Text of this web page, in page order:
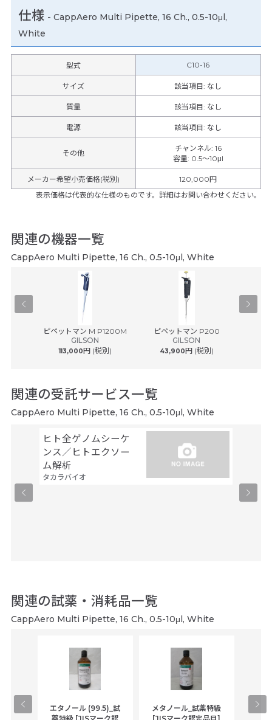
仕様 - CappAero Multi Pipette, 16 Ch., 0.5-10μl,
White
型式 C10-16
サイズ 該当項目: なし
質量 該当項目: なし
電源 該当項目: なし
その他
チャンネル: 16
容量: 0.5～10μl
メーカー希望小売価格(税別)
120,000円
表示価格は代表的な仕様のものです。詳細はお問い合わせください。
関連の機器一覧
CappAero Multi Pipette, 16 Ch., 0.5-10μl, White
ピペットマン M P1200M
GILSON
113,000円 (税別)
ピペットマン P200
GILSON
43,900円 (税別)
関連の受託サービス一覧
CappAero Multi Pipette, 16 Ch., 0.5-10μl, White
ヒト全ゲノムシーケ
ンス／ヒトエクソー
ム解析
タカラバイオ
関連の試薬・消耗品一覧
CappAero Multi Pipette, 16 Ch., 0.5-10μl, White
エタノール (99.5)_試
メタノール_試薬特級
ア